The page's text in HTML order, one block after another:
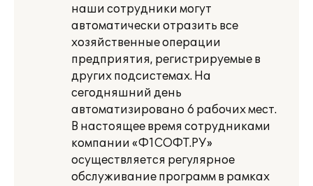
наши сотрудники могут
автоматически отразить все
хозяйственные операции
предприятия, регистрируемые в
других подсистемах. На
сегодняшний день
автоматизировано 6 рабочих мест.
В настоящее время сотрудниками
компании «Ф1СОФТ.РУ»
осуществляется регулярное
обслуживание программ в рамках